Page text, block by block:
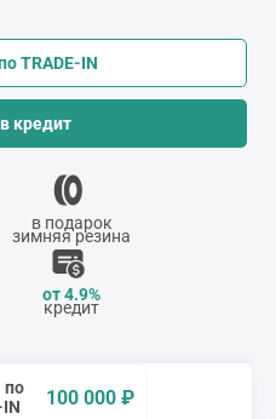
TRADE-IN
Купить в кредит
в подарок
зимняя резина
от 4.9%
кредит
по
IN
100 000 ₽